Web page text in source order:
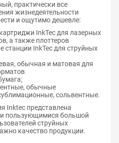
практически все
жизнедеятельности
и ощутимо дешевле:
InkTec для лазерных
а также плоттеров
станции InkTec для струйных
обычная и матовая для
обычные
сольвентные.
Inktec представлена
пользующимися большой
струйных
качество продукции.